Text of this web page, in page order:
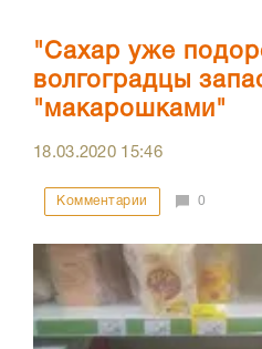
"Сахар уже
волгоградцы
"макарошками"
18.03.2020 15:46
Комментарии 0